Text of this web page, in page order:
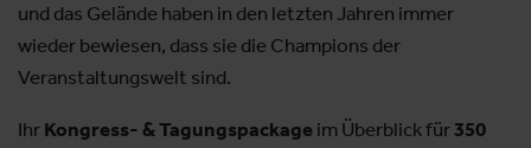
und das Gelände haben in den letzten Jahren immer
wieder bewiesen, dass sie die Champions der
Veranstaltungswelt sind.
Ihr Kongress- & Tagungspackage im Überblick für350